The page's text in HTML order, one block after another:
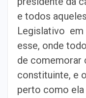
e todos
Legislativo em
esse, onde
de comemorar
constituinte, e
perto como ela